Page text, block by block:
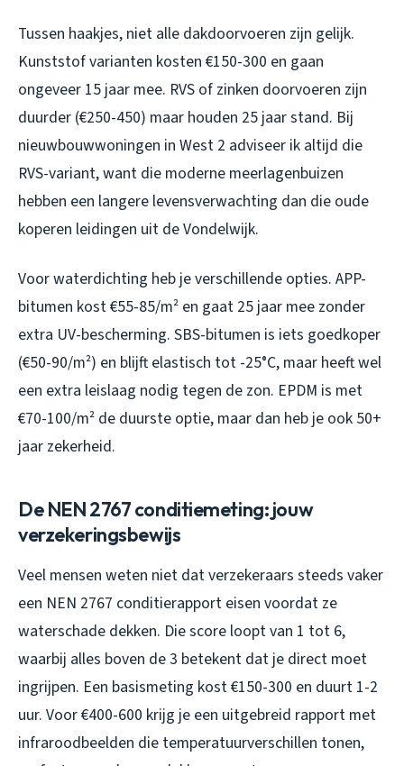
Tussen haakjes, niet alle dakdoorvoeren zijn gelijk.
Kunststof varianten kosten €150-300 en gaan
ongeveer 15 jaar mee. RVS of zinken doorvoeren zijn
duurder (€250-450) maar houden 25 jaar stand. Bij
nieuwbouwwoningen in West 2 adviseer ik altijd die
RVS-variant, want die moderne meerlagenbuizen
hebben een langere levensverwachting dan die oude
koperen leidingen uit de Vondelwijk.
Voor waterdichting heb je verschillende opties. APP-
bitumen kost €55-85/m² en gaat 25 jaar mee zonder
extra UV-bescherming. SBS-bitumen is iets goedkoper
(€50-90/m²) en blijft elastisch tot -25°C, maar heeft wel
een extra leislaag nodig tegen de zon. EPDM is met
€70-100/m² de duurste optie, maar dan heb je ook 50+
jaar zekerheid.
De NEN 2767 conditiemeting: jouw
verzekeringsbewijs
Veel mensen weten niet dat verzekeraars steeds vaker
een NEN 2767 conditierapport eisen voordat ze
waterschade dekken. Die score loopt van 1 tot 6,
waarbij alles boven de 3 betekent dat je direct moet
ingrijpen. Een basismeting kost €150-300 en duurt 1-2
uur. Voor €400-600 krijg je een uitgebreid rapport met
infraroodbeelden die temperatuurverschillen tonen,